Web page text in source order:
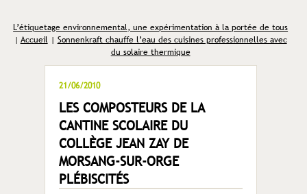
L’étiquetage environnemental, une expérimentation à la portée de tous
| Accueil | Sonnenkraft chauffe l’eau des cuisines professionnelles avec
du solaire thermique
21/06/2010
LES COMPOSTEURS DE LA
CANTINE SCOLAIRE DU
COLLÈGE JEAN ZAY DE
MORSANG-SUR-ORGE
PLÉBISCITÉS